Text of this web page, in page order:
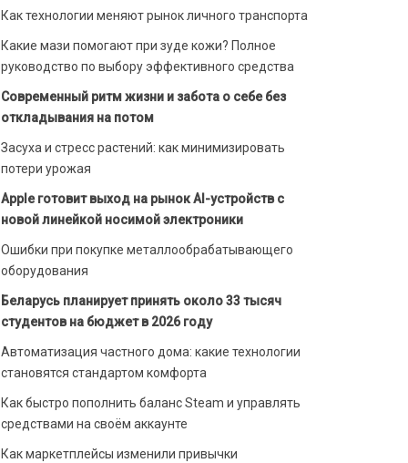
Как технологии меняют рынок личного транспорта
Какие мази помогают при зуде кожи? Полное
руководство по выбору эффективного средства
Современный ритм жизни и забота о себе без
откладывания на потом
Засуха и стресс растений: как минимизировать
потери урожая
Apple готовит выход на рынок AI-устройств с
новой линейкой носимой электроники
Ошибки при покупке металлообрабатывающего
оборудования
Беларусь планирует принять около 33 тысяч
студентов на бюджет в 2026 году
Автоматизация частного дома: какие технологии
становятся стандартом комфорта
Как быстро пополнить баланс Steam и управлять
средствами на своём аккаунте
Как маркетплейсы изменили привычки